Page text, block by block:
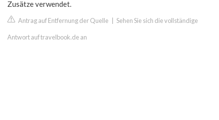
Zusätze verwendet.
Antrag auf Entfernung der Quelle Sehen Sie sich die vollständige
Antwort auf travelbook.de an